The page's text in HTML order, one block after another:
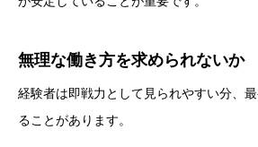
無理な働き方を求められないか
経験者は即戦力として見られやすい分、
ることがあります。